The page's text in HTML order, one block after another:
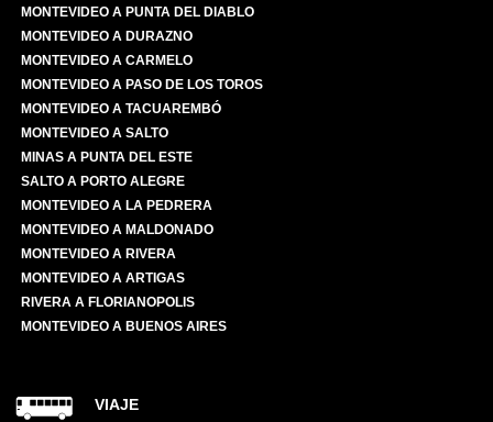
MONTEVIDEO A PUNTA DEL DIABLO
MONTEVIDEO A DURAZNO
MONTEVIDEO A CARMELO
MONTEVIDEO A PASO DE LOS TOROS
MONTEVIDEO A TACUAREMBÓ
MONTEVIDEO A SALTO
MINAS A PUNTA DEL ESTE
SALTO A PORTO ALEGRE
MONTEVIDEO A LA PEDRERA
MONTEVIDEO A MALDONADO
MONTEVIDEO A RIVERA
MONTEVIDEO A ARTIGAS
RIVERA A FLORIANOPOLIS
MONTEVIDEO A BUENOS AIRES
VIAJE